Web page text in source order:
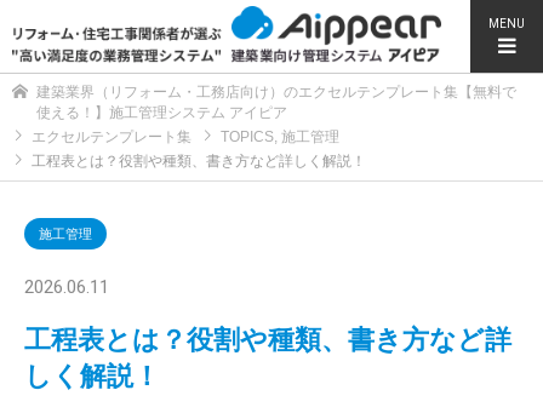
MENU
建築業界（リフォーム・工務店向け）のエクセルテンプレート集【無料で
使える！】施工管理システム アイピア
エクセルテンプレート集
TOPICS, 施工管理
工程表とは？役割や種類、書き方など詳しく解説！
施工管理
2026.06.11
工程表とは？役割や種類、書き方など詳
しく解説！